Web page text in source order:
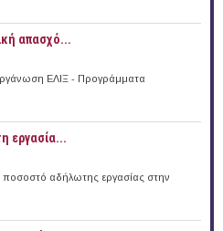
απασχό...
ΕΛΙΞ - Προγράμματα
εργασία...
ποσοστό αδήλωτης εργασίας στην